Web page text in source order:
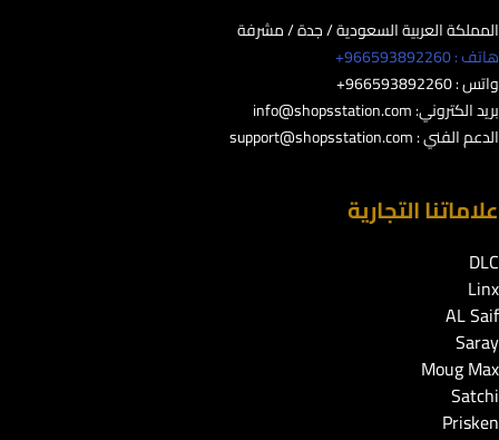
المملكة العربية السعودية / جدة / مشرفة
هاتف : 966593892260+
واتس : 966593892260+
بريد الكتروني:info@shopsstation.com
الدعم الفني :support@shopsstation.com
علاماتنا التجارية
DLC
Linx
AL Saif
Saray
Moug Max
Satchi
Prisken